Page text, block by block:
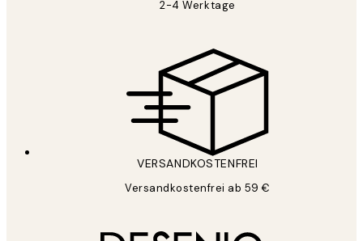
2-4 Werktage
VERSANDKOSTENFREI
Versandkostenfrei ab 59 €